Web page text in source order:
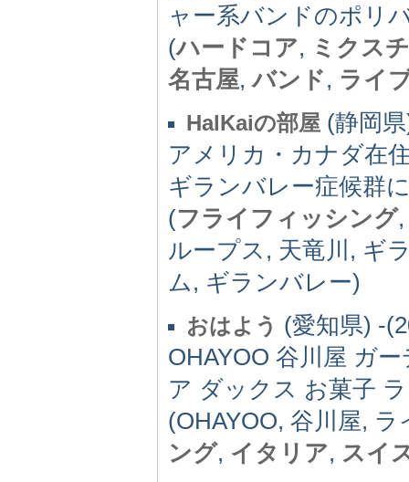
ャー系バンドのポリ
(ハードコア, ミクス
名古屋,バンド, ライ
HalKaiの部屋 (静岡
アメリカ・カナダ在
ギランバレー症候群
(フライフィッシング
ループス, 天竜川, ギ
ム, ギランバレー)
おはよう (愛知県) -
OHAYOO 谷川屋 ガ
ア ダックス お菓子
(OHAYOO, 谷川屋,
ング, イタリア, スイ